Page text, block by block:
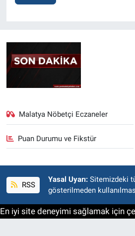
Malatya Nöbetçi Eczaneler
Puan Durumu ve Fikstür
RSS
Yasal Uyarı: Sitemizdeki
gösterilmeden
En iyi site deneyimi sağlamak için